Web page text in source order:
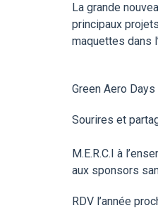
La grande
principaux
maquettes dans
Green Aero
Sourires et
M.E.R.C.I à
aux sponsors
RDV l’année